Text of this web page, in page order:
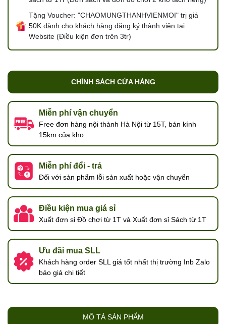
Tặng Voucher: "CHAOMUNGTHANHVIENMOI" trị giá
50K dành cho khách hàng đăng ký thành viên tại
Website (Điều kiện đơn trên 3tr)
CHÍNH SÁCH CỬA HÀNG
Miễn phí vận chuyển
Free đơn hàng nội thành Hà Nội từ 15T, bán kính
15km của kho
Miễn phí đổi - trả
Đối với sản phẩm lỗi sản xuất hoặc vận chuyển
Điều kiện mua giá sỉ
Xuất đơn sỉ Đồ chơi từ 1T và Xuất đơn sỉ Sách từ 1T
Ưu đãi mua SLL
Khách hàng order SLL giá tốt nhất thị trường Inb Zalo
báo giá chi tiết
MÔ TẢ SẢN PHẨM